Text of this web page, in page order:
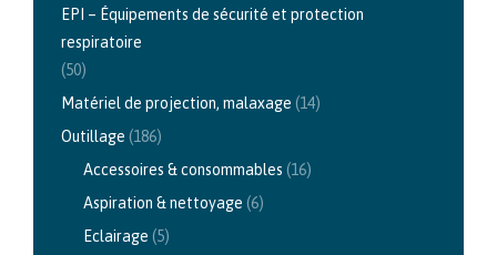
EPI – Équipements de sécurité et protection
respiratoire
(50)
Matériel de projection, malaxage (14)
Outillage (186)
Accessoires & consommables (16)
Aspiration & nettoyage (6)
Eclairage (5)